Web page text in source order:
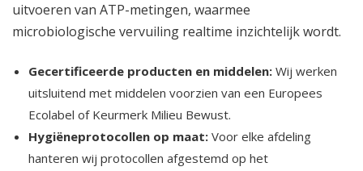
uitvoeren van ATP-metingen, waarmee
microbiologische vervuiling realtime inzichtelijk wordt.​
Gecertificeerde producten en middelen: Wij werken
uitsluitend met middelen voorzien van een Europees
Ecolabel of Keurmerk Milieu Bewust.​
Hygiëneprotocollen op maat: Voor elke afdeling
hanteren wij protocollen afgestemd op het